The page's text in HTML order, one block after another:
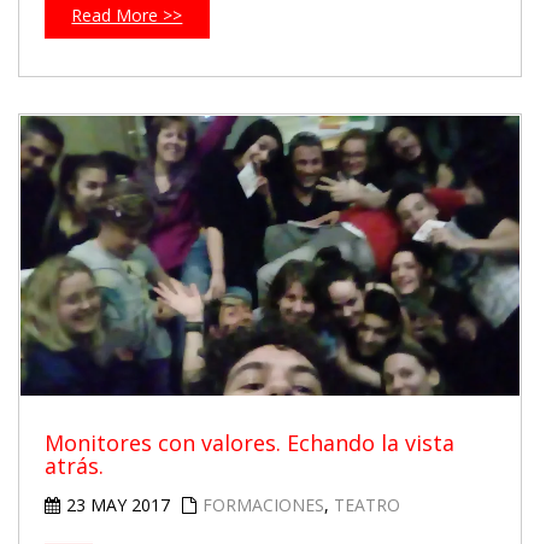
Read More >>
Monitores con valores. Echando la vista
atrás.
23 MAY 2017 FORMACIONES, TEATRO